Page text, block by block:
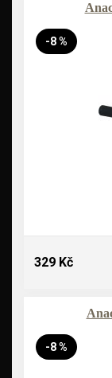
-8 %
329 Kč
-8 %